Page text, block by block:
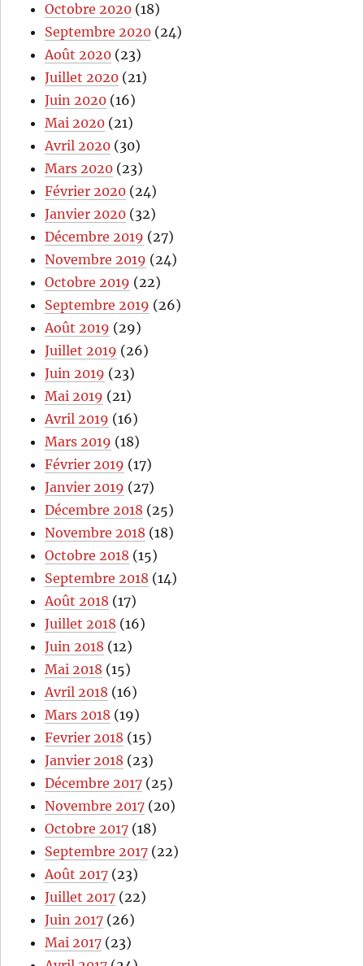
Octobre 2020 (18)
Septembre 2020 (24)
Août 2020 (23)
Juillet 2020 (21)
Juin 2020 (16)
Mai 2020 (21)
Avril 2020 (30)
Mars 2020 (23)
Février 2020 (24)
Janvier 2020 (32)
Décembre 2019 (27)
Novembre 2019 (24)
Octobre 2019 (22)
Septembre 2019 (26)
Août 2019 (29)
Juillet 2019 (26)
Juin 2019 (23)
Mai 2019 (21)
Avril 2019 (16)
Mars 2019 (18)
Février 2019 (17)
Janvier 2019 (27)
Décembre 2018 (25)
Novembre 2018 (18)
Octobre 2018 (15)
Septembre 2018 (14)
Août 2018 (17)
Juillet 2018 (16)
Juin 2018 (12)
Mai 2018 (15)
Avril 2018 (16)
Mars 2018 (19)
Fevrier 2018 (15)
Janvier 2018 (23)
Décembre 2017 (25)
Novembre 2017 (20)
Octobre 2017 (18)
Septembre 2017 (22)
Août 2017 (23)
Juillet 2017 (22)
Juin 2017 (26)
Mai 2017 (23)